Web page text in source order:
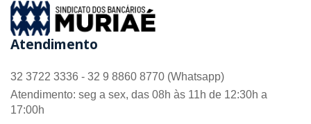
Atendimento
32 3722 3336 - 32 9 8860 8770 (Whatsapp)
Atendimento: seg a sex, das 08h às 11h de 12:30h a
17:00h